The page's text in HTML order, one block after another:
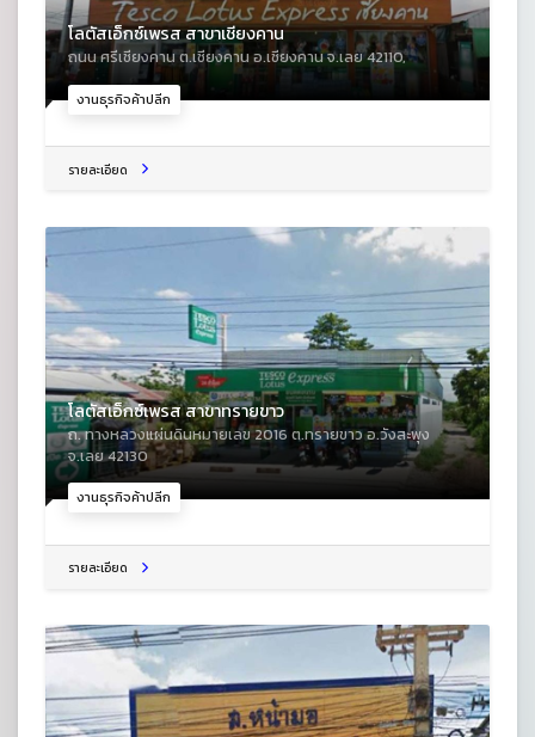
งานธุรกิจค้าปลีก
โลตัสเอ็กซ์เพรส สาขาเชียงคาน
ถนน ศรีเชียงคาน ต.เชียงคาน อ.เชียงคาน จ.เลย 42110,
รายละเอียด
งานธุรกิจค้าปลีก
โลตัสเอ็กซ์เพรส สาขาทรายขาว
ถ. ทางหลวงแผ่นดินหมายเลข 2016 ต.ทรายขาว อ.วังสะพุง
จ.เลย 42130
รายละเอียด